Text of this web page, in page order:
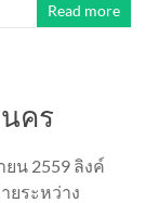
Read more
คร
น 2559 ลิงค์
ยระหว่าง